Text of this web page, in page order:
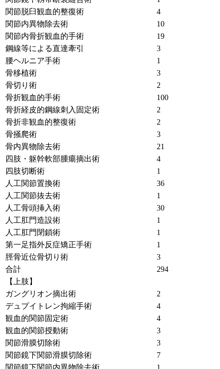
関節脱臼観血的整復術
4
関節内異物除去術
10
関節内骨折観血的手術
19
鋼線等による直達牽引
3
腰ヘルニア手術
1
骨移植術
3
骨切り術
2
骨折観血的手術
100
骨折経皮的鋼線刺入固定術
2
骨折非観血的整復術
2
骨掻爬術
3
骨内異物除去術
21
四肢・躯幹軟部腫瘍摘出術
4
四肢切断術
1
人工関節置換術
36
人工関節抜去術
1
人工骨頭挿入術
30
人工肛門造設術
1
人工肛門閉鎖術
1
第一足指外反症矯正手術
1
脛骨近位骨切り術
3
合計
294
【上肢】
ガングリオン摘出術
2
デュプイトレン拘縮手術
4
観血的関節固定術
4
観血的関節授動術
3
関節滑膜切除術
3
関節鏡下関節滑膜切除術
7